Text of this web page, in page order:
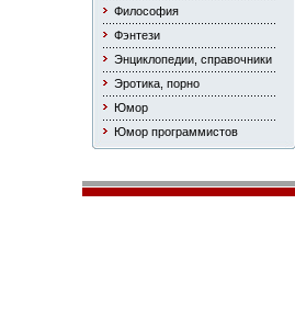
Философия
Фэнтези
Энциклопедии, справочники
Эротика, порно
Юмор
Юмор программистов